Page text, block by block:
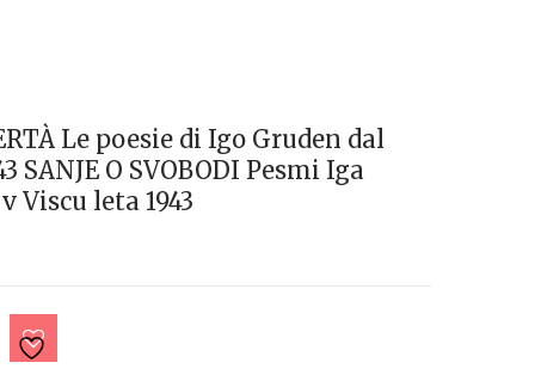
Le poesie di Igo Gruden dal
SANJE O SVOBODI Pesmi Iga
Viscu leta 1943